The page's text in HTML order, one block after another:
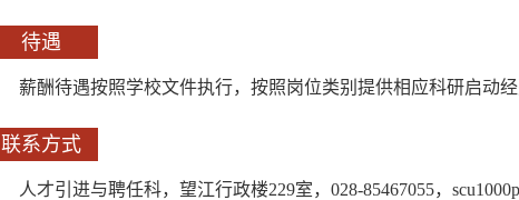
待遇
薪酬待遇按照学校文件执行，按照岗位类别提供相应科研启动经
联系方式
人才引进与聘任科，望江行政楼229室，028-85467055，